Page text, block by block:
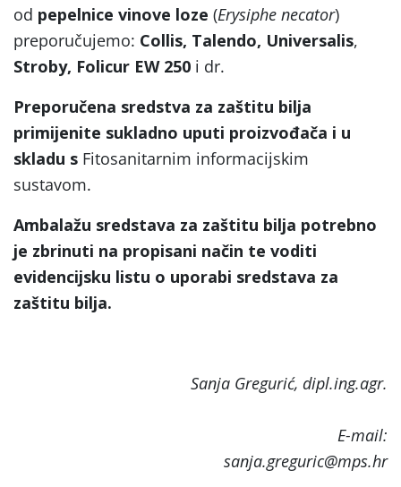
od pepelnice vinove loze (Erysiphe necator)
preporučujemo: Collis, Talendo, Universalis,
Stroby, Folicur EW 250 i dr.
Preporučena sredstva za zaštitu bilja
primijenite sukladno uputi proizvođača i u
skladu s Fitosanitarnim informacijskim
sustavom.
Ambalažu sredstava za zaštitu bilja potrebno
je zbrinuti na propisani način te voditi
evidencijsku listu o uporabi sredstava za
zaštitu bilja.
Sanja Gregurić, dipl.ing.agr.
E-mail:
sanja.greguric@mps.hr